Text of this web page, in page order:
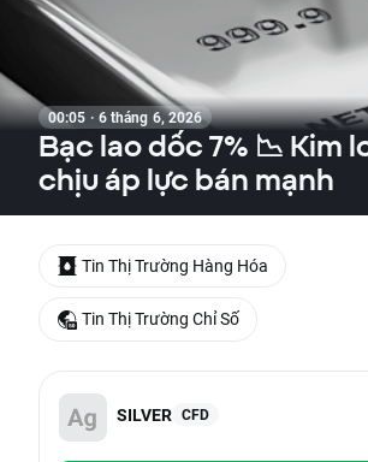
00:05 · 6 tháng 6, 2026
Bạc lao dốc 7% 📉 Kim
chịu áp lực bán mạnh
SILVER CFD
Tin Thị Trường Hàng Hóa
Tin Thị Trường Chỉ Số